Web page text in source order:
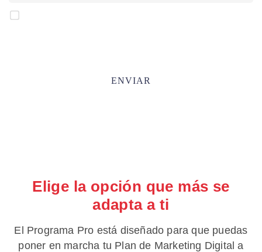
Elige la opción que más se
adapta a ti
El Programa Pro está diseñado para que puedas
poner en marcha tu Plan de Marketing Digital a